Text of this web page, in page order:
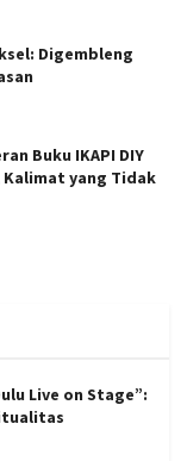
Digembleng
Buku IKAPI DIY
yang Tidak
Live on Stage”: